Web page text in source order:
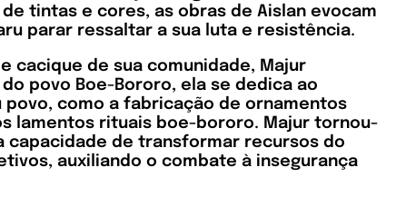
tintas e cores, as obras de Aislan evocam
parar ressaltar a sua luta e resistência.
cacique de sua comunidade, Majur
do povo Boe-Bororo, ela se dedica ao
como a fabricação de ornamentos
lamentos rituais boe-bororo. Majur tornou-
capacidade de transformar recursos do
auxiliando o combate à insegurança